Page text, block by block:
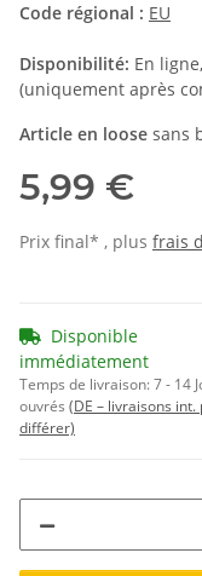
Code régional : EU
Disponibilité: En
(uniquement après
Article en loose sans
5,99 €
Prix final* , plus frais
Disponible
immédiatement
Temps de livraison:7 - 14
ouvrés (DE – livraisons int.
différer)